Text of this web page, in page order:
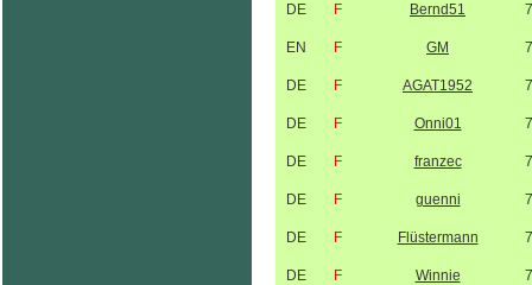
DE F Bernd51
EN F GM
DE F AGAT1952
DE F Onni01
DE F franzec
DE F guenni
DE F Flüstermann
DE F Winnie